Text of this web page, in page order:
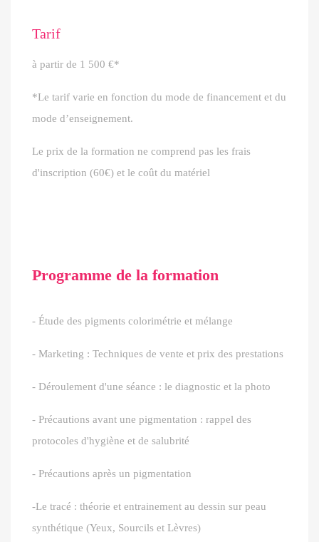
Tarif
à partir de 1 500 €*
*Le tarif varie en fonction du mode de financement et du
mode d’enseignement.
Le prix de la formation ne comprend pas les frais
d'inscription (60€) et le coût du matériel
Programme de la formation
- Étude des pigments colorimétrie et mélange
- Marketing : Techniques de vente et prix des prestations
- Déroulement d'une séance : le diagnostic et la photo
- Précautions avant une pigmentation : rappel des
protocoles d'hygiène et de salubrité
- Précautions après un pigmentation
-Le tracé : théorie et entrainement au dessin sur peau
synthétique (Yeux, Sourcils et Lèvres)